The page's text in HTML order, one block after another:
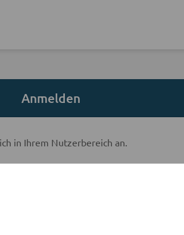
Anmelden
in Ihrem Nutzerbereich an.